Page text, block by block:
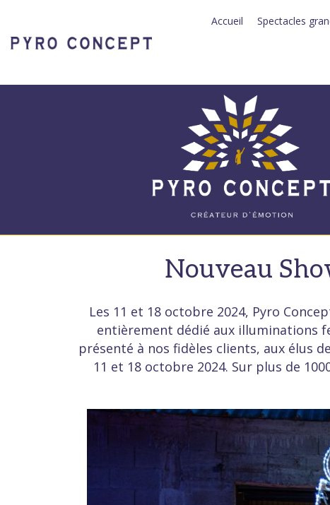
Accueil Spectacles
Nouveau
Les 11 et 18 octobre 2024, Pyro
entièrement dédié aux illuminations
présenté à nos fidèles clients, aux élus
11 et 18 octobre 2024. Sur plus de